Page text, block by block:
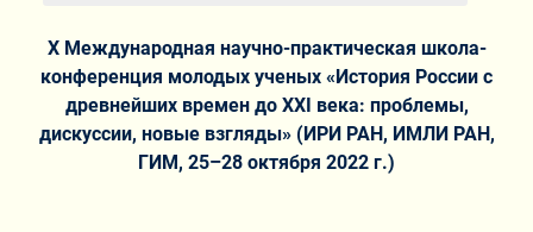
Х Международная научно-практическая школа-
конференция молодых ученых «История России с
древнейших времен до XXI века: проблемы,
дискуссии, новые взгляды» (ИРИ РАН, ИМЛИ РАН,
ГИМ, 25–28 октября 2022 г.)